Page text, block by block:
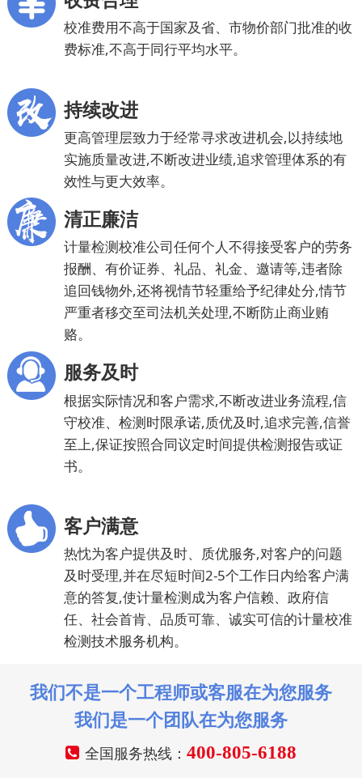
校准费用不高于国家及省、市物价部门批准的收
费标准,不高于同行平均水平。
持续改进
更高管理层致力于经常寻求改进机会,以持续地
实施质量改进,不断改进业绩,追求管理体系的有
效性与更大效率。
清正廉洁
计量检测校准公司任何个人不得接受客户的劳务
报酬、有价证券、礼品、礼金、邀请等,违者除
追回钱物外,还将视情节轻重给予纪律处分,情节
严重者移交至司法机关处理,不断防止商业贿
赂。
服务及时
根据实际情况和客户需求,不断改进业务流程,信
守校准、检测时限承诺,质优及时,追求完善,信誉
至上,保证按照合同议定时间提供检测报告或证
书。
客户满意
热忱为客户提供及时、质优服务,对客户的问题
及时受理,并在尽短时间2-5个工作日内给客户满
意的答复,使计量检测成为客户信赖、政府信
任、社会首肯、品质可靠、诚实可信的计量校准
检测技术服务机构。
我们不是一个工程师或客服在为您服务
我们是一个团队在为您服务
全国服务热线：400-805-6188